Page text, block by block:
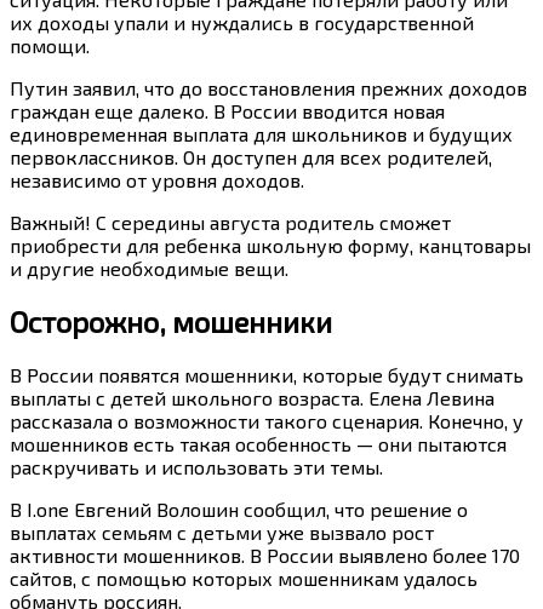
их доходы упали и нуждались в государственной
помощи.
Путин заявил, что до восстановления прежних доходов
граждан еще далеко. В России вводится новая
единовременная выплата для школьников и будущих
первоклассников. Он доступен для всех родителей,
независимо от уровня доходов.
Важный! С середины августа родитель сможет
приобрести для ребенка школьную форму, канцтовары
и другие необходимые вещи.
Осторожно, мошенники
В России появятся мошенники, которые будут снимать
выплаты с детей школьного возраста. Елена Левина
рассказала о возможности такого сценария. Конечно, у
мошенников есть такая особенность — они пытаются
раскручивать и использовать эти темы.
B I.one Евгений Волошин сообщил, что решение о
выплатах семьям с детьми уже вызвало рост
активности мошенников. В России выявлено более 170
сайтов, с помощью которых мошенникам удалось
обмануть россиян.